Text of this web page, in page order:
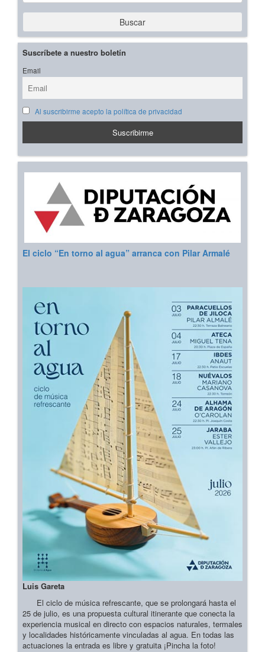
Buscar
Suscríbete a nuestro boletín
Email
Al suscribirme acepto la política de privacidad
El ciclo “En torno al agua” arranca con Pilar Armalé
Luis Gareta
El ciclo de música refrescante, que se prolongará hasta el
25 de julio, es una propuesta cultural itinerante que conecta la
experiencia musical en directo con espacios naturales, termales
y localidades históricamente vinculadas al agua. En todas las
actuaciones la entrada es libre y gratuita ¡Pincha la foto!